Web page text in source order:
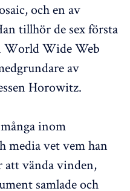
och en av
tillhör de sex första
World Wide Web
av
Horowitz.
inom
media vet vem han
att vända vinden,
samlade och